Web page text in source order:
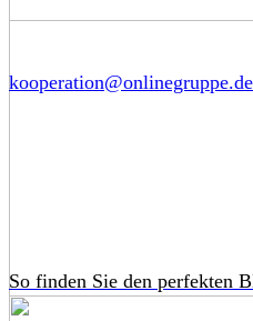
So finden Sie den perfekten
kooperation@onlinegruppe.de